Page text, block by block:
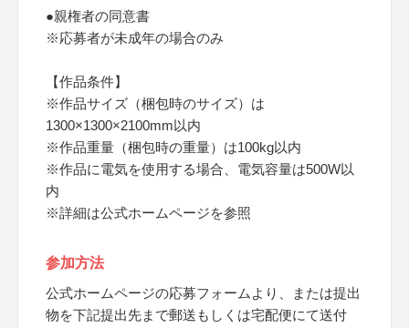
●親権者の同意書
※応募者が未成年の場合のみ
【作品条件】
※作品サイズ（梱包時のサイズ）は
1300×1300×2100mm以内
※作品重量（梱包時の重量）は100kg以内
※作品に電気を使用する場合、電気容量は500W以
内
※詳細は公式ホームページを参照
参加方法
公式ホームページの応募フォームより、または提出
物を下記提出先まで郵送もしくは宅配便にて送付